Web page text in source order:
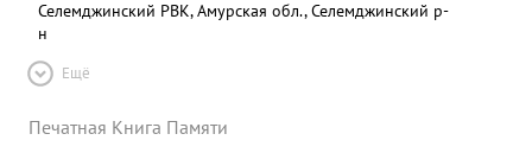
Селемджинский РВК, Амурская обл., Селемджинский р-
н
Ещё
Печатная Книга Памяти